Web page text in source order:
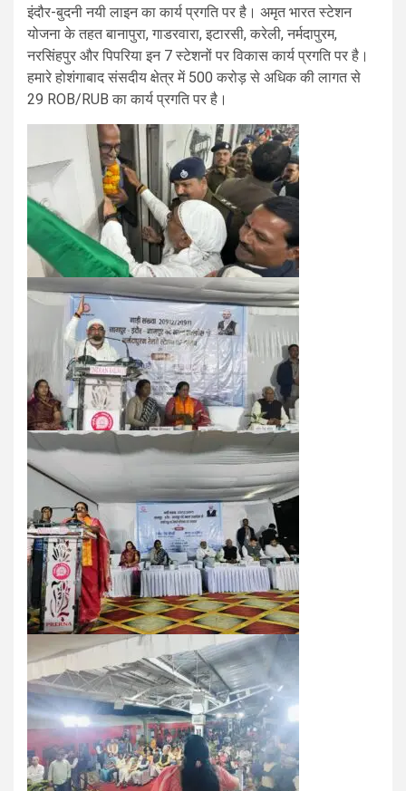
इंदौर-बुदनी नयी लाइन का कार्य प्रगति पर है। अमृत भारत स्टेशन
योजना के तहत बानापुरा, गाडरवारा, इटारसी, करेली, नर्मदापुरम,
नरसिंहपुर और पिपरिया इन 7 स्टेशनों पर विकास कार्य प्रगति पर है।
हमारे होशंगाबाद संसदीय क्षेत्र में 500 करोड़ से अधिक की लागत से
29 ROB/RUB का कार्य प्रगति पर है।